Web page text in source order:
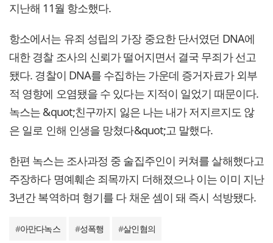
지난해 11월 항소했다.
항소에서는 유죄 성립의 가장 중요한 단서였던 DNA에
대한 경찰 조사의 신뢰가 떨어지면서 결국 무죄가 선고
됐다. 경찰이 DNA를 수집하는 가운데 증거자료가 외부
적 영향에 오염됐을 수 있다는 지적이 일었기 때문이다.
녹스는 &quot;친구까지 잃은 나는 내가 저지르지도 않
은 일로 인해 인생을 망쳤다&quot;고 말했다.
한편 녹스는 조사과정 중 술집주인이 커쳐를 살해했다고
주장하다 명예훼손 죄목까지 더해졌으나 이는 이미 지난
3년간 복역하며 형기를 다 채운 셈이 돼 즉시 석방됐다.
#아만다녹스 #성폭행 #살인혐의